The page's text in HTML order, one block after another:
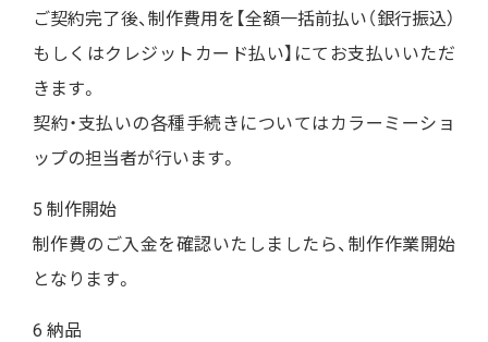
ご契約完了後、制作費用を【全額一括前払い（銀行振込）
もしくはクレジットカード払い】にてお支払いいただ
きます。
契約・支払いの各種手続きについてはカラーミーショ
ップの担当者が行います。
5 制作開始
制作費のご入金を確認いたしましたら、制作作業開始
となります。
6 納品